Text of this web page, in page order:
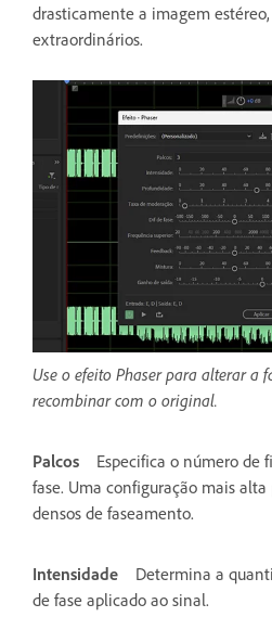
drasticamente a imagem
extraordinários.
Use o efeito Phaser para alterar a
recombinar com o original.
Palcos
Especifica o número de
fase. Uma configuração mais
densos de faseamento.
Intensidade
Determina a
de fase aplicado ao sinal.